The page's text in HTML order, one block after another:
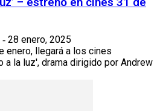
- 28 enero, 2025
enero, llegará a los cines
a la luz', drama dirigido por Andrew